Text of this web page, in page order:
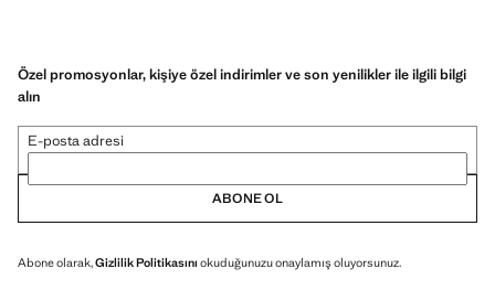
Özel promosyonlar, kişiye özel indirimler ve son yenilikler ile ilgili bilgi
alın
E-posta adresi
ABONE OL
Abone olarak,Gizlilik Politikasını okuduğunuzu onaylamış oluyorsunuz.